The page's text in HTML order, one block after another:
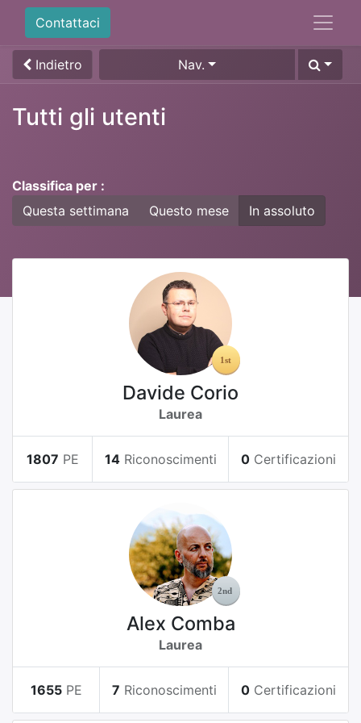
Contattaci
Indietro Nav.
Tutti gli utenti
Classifica per :
Questa settimana
Questo mese In assoluto
Davide Corio
Laurea
1807 PE 14 Riconoscimenti 0 Certificazioni
Alex Comba
Laurea
1655 PE 7 Riconoscimenti 0 Certificazioni